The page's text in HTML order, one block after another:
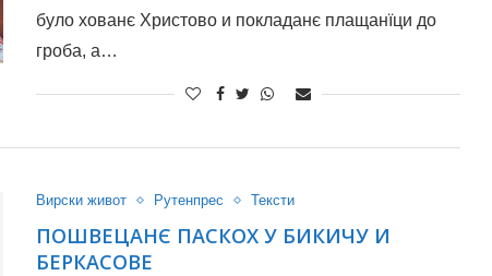
було хованє Христово и покладанє плащанїци до
гроба, а…
Вирски живот Рутенпрес Тексти
ПОШВЕЦАНЄ ПАСКОХ У БИКИЧУ И
БЕРКАСОВЕ